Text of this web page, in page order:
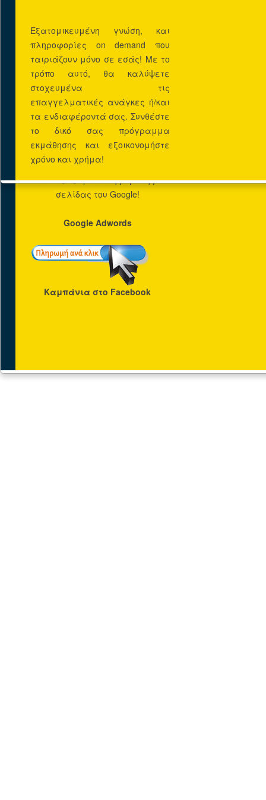
Προωθηση
SEO (Search Engine
Optimization)
Αναρριχηθείτε στα
αποτελέσματα της πρώτης
σελίδας του Google!
Google Adwords
Καμπάνια στο Facebook
Εξατομικευμένη γνώση, και
πληροφορίες on demand που
ταιριάζουν μόνο σε εσάς! Με το
τρόπο αυτό, θα καλύψετε
στοχευμένα τις
επαγγελματικές ανάγκες ή/και
τα ενδιαφέροντά σας. Συνθέστε
το δικό σας πρόγραμμα
εκμάθησης και εξοικονομήστε
χρόνο και χρήμα!